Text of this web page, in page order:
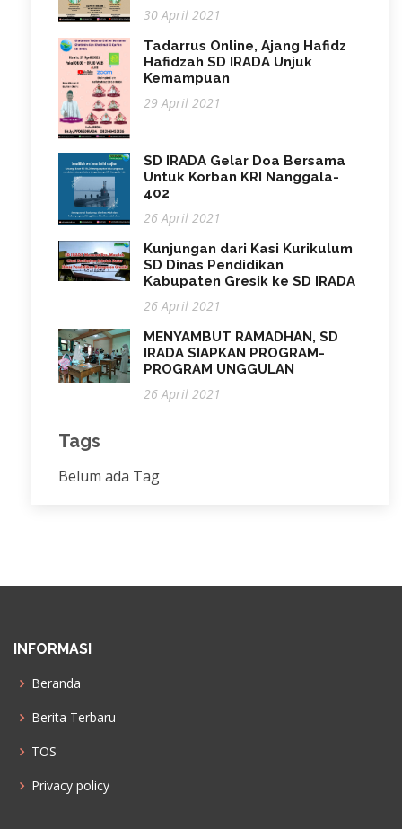
30 April 2021
Tadarrus Online, Ajang Hafidz
Hafidzah SD IRADA Unjuk
Kemampuan
29 April 2021
SD IRADA Gelar Doa Bersama
Untuk Korban KRI Nanggala-
402
26 April 2021
Kunjungan dari Kasi Kurikulum
SD Dinas Pendidikan
Kabupaten Gresik ke SD IRADA
26 April 2021
MENYAMBUT RAMADHAN, SD
IRADA SIAPKAN PROGRAM-
PROGRAM UNGGULAN
26 April 2021
Tags
Belum ada Tag
INFORMASI
Beranda
Berita Terbaru
TOS
Privacy policy